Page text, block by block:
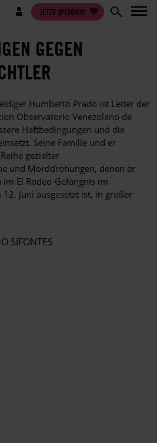
JETZT SPENDEN!
GEGEN
Humberto Prado ist Leiter der
Observatorio Venezolano de
Haftbedingungen und die
Seine Familie und er
gezielter
und Morddrohungen, denen er
El Rodeo-Gefängnis im
Juni ausgesetzt ist, in großer
SIFONTES